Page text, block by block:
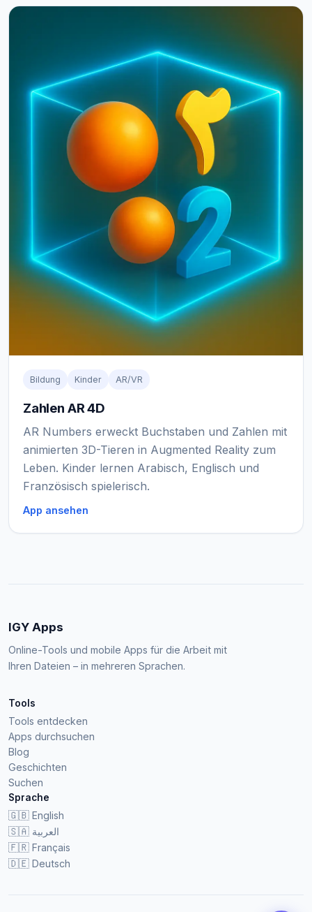
Bildung Kinder AR/VR
Zahlen AR 4D
AR Numbers erweckt Buchstaben und Zahlen mit
animierten 3D-Tieren in Augmented Reality zum
Leben. Kinder lernen Arabisch, Englisch und
Französisch spielerisch.
App ansehen
IGY Apps
Online-Tools und mobile Apps für die Arbeit mit
Ihren Dateien – in mehreren Sprachen.
Tools
Tools entdecken
Apps durchsuchen
Blog
Geschichten
Suchen
Sprache
🇬🇧 English
🇸🇦 العربية
🇫🇷 Français
🇩🇪 Deutsch